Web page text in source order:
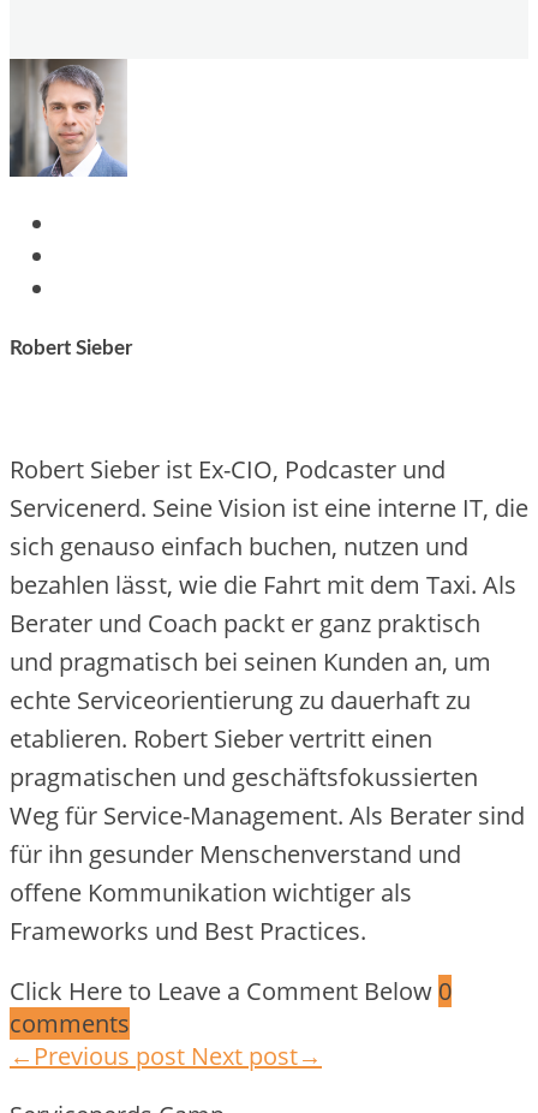
Robert Sieber
Robert Sieber ist Ex-CIO, Podcaster und
Servicenerd. Seine Vision ist eine interne IT, die
sich genauso einfach buchen, nutzen und
bezahlen lässt, wie die Fahrt mit dem Taxi. Als
Berater und Coach packt er ganz praktisch
und pragmatisch bei seinen Kunden an, um
echte Serviceorientierung zu dauerhaft zu
etablieren. Robert Sieber vertritt einen
pragmatischen und geschäftsfokussierten
Weg für Service-Management. Als Berater sind
für ihn gesunder Menschenverstand und
offene Kommunikation wichtiger als
Frameworks und Best Practices.
Click Here to Leave a Comment Below 0
comments
←Previous post Next post→